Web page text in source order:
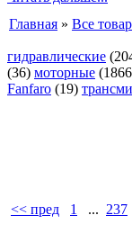
Главная » Все
гидравлические
(36) моторные
Fanfaro (19)
<< пред
1 ... 237